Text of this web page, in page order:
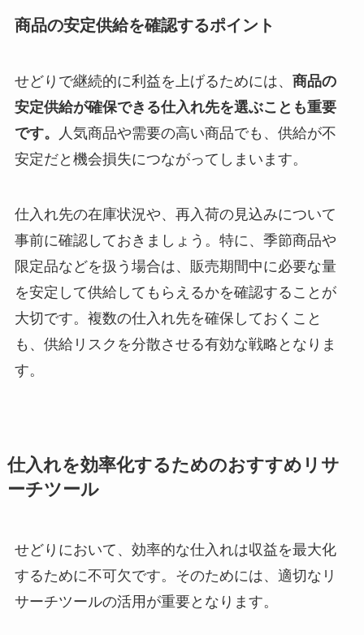
商品の安定供給を確認するポイント
せどりで継続的に利益を上げるためには、 商品の
安定供給が確保できる仕入れ先を選ぶことも重要
です。
人気商品や需要の高い商品でも、供給が不
安定だと機会損失につながってしまいます。
仕入れ先の在庫状況や、再入荷の見込みについて
事前に確認しておきましょう。特に、季節商品や
限定品などを扱う場合は、販売期間中に必要な量
を安定して供給してもらえるかを確認することが
大切です。複数の仕入れ先を確保しておくこと
も、供給リスクを分散させる有効な戦略となりま
す。
仕入れを効率化するためのおすすめリサ
ーチツール
せどりにおいて、効率的な仕入れは収益を最大化
するために不可欠です。そのためには、適切なリ
サーチツールの活用が重要となります。